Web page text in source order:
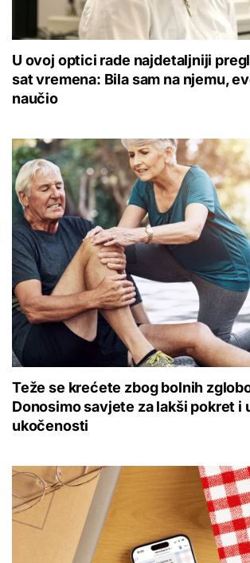
U ovoj optici rade najdetaljniji
sat vremena: Bila sam na njemu,
naučio
Teže se krećete zbog bolnih
Donosimo savjete za lakši pokret i
ukočenosti